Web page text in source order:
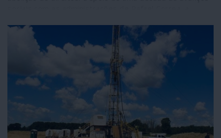
autoritarismo do FMI assumiram o poder e
desmantelam o que foi alcançando com a Constituição
de 2008. Sentindo o perigo da perda total das
conquistas, os equatorianos tomaram as ruas; e o
regime responde à moda pura e dura neoliberal: com
repressão em vários matizes, incluindo a força bruta.